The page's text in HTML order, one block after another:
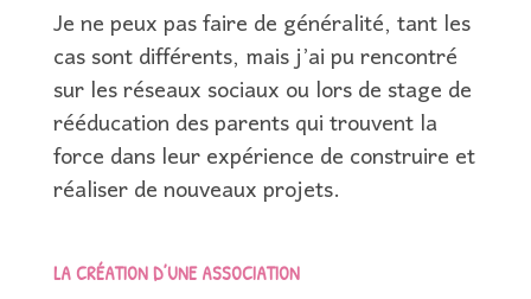
Je ne peux pas faire de généralité, tant les
cas sont différents, mais j’ai pu rencontré
sur les réseaux sociaux ou lors de stage de
rééducation des parents qui trouvent la
force dans leur expérience de construire et
réaliser de nouveaux projets.
LA CRÉATION D’UNE ASSOCIATION